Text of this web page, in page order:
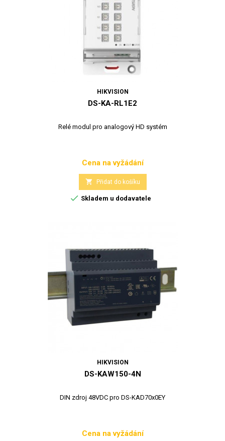
HIKVISION
DS-KA-RL1E2
Relé modul pro analogový HD systém
Cena
Cena na vyžádání
 Přidat do košíku
 Skladem u dodavatele
HIKVISION
DS-KAW150-4N
DIN zdroj 48VDC pro DS-KAD70x0EY
Cena
Cena na vyžádání